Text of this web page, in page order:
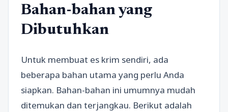
Bahan-bahan yang
Dibutuhkan
Untuk membuat es krim sendiri, ada
beberapa bahan utama yang perlu Anda
siapkan. Bahan-bahan ini umumnya mudah
ditemukan dan terjangkau. Berikut adalah